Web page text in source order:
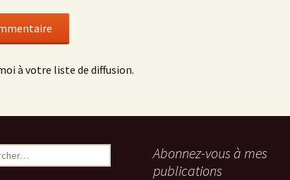
à votre liste de diffusion.
:
Abonnez-vous à mes
publications